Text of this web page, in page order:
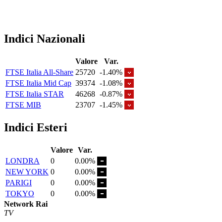
Indici Nazionali
Valore
Var.
FTSE Italia All-Share 25720 -1.40%
FTSE Italia Mid Cap 39374 -1.08%
FTSE Italia STAR
46268 -0.87%
FTSE MIB
23707 -1.45%
Indici Esteri
Valore Var.
LONDRA
0
0.00%
NEW YORK 0
0.00%
PARIGI
0
0.00%
TOKYO
0
0.00%
Network Rai
TV